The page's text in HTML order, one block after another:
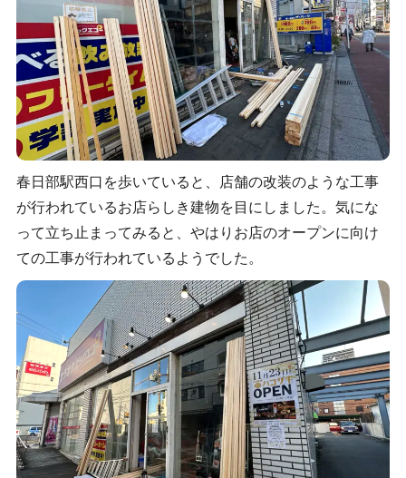
春日部駅西口を歩いていると、店舗の改装のような工事
が行われているお店らしき建物を目にしました。気にな
って立ち止まってみると、やはりお店のオープンに向け
ての工事が行われているようでした。